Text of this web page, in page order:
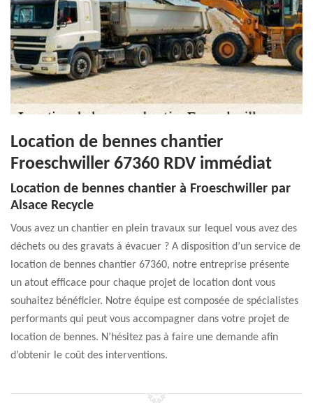
Location de bennes chantier
Froeschwiller 67360 RDV immédiat
Location de bennes chantier à Froeschwiller par
Alsace Recycle
Vous avez un chantier en plein travaux sur lequel vous avez des
déchets ou des gravats à évacuer ? A disposition d’un service de
location de bennes chantier 67360, notre entreprise présente
un atout efficace pour chaque projet de location dont vous
souhaitez bénéficier. Notre équipe est composée de spécialistes
performants qui peut vous accompagner dans votre projet de
location de bennes. N’hésitez pas à faire une demande afin
d’obtenir le coût des interventions.